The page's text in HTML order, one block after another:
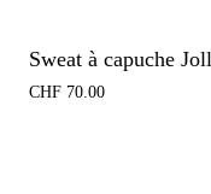
Sweat à capuche
CHF 70.00